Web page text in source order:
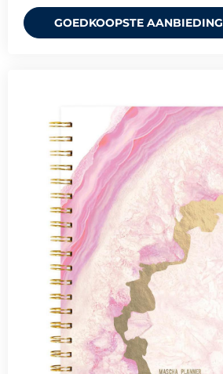
GOEDKOOPSTE AANBIEDING